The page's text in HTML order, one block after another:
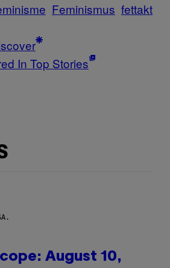
Feminismus fettakt
In Top Stories
August 10,